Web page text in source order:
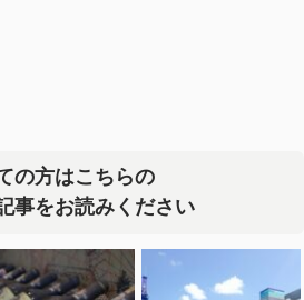
の方はこちらの
事をお読みください